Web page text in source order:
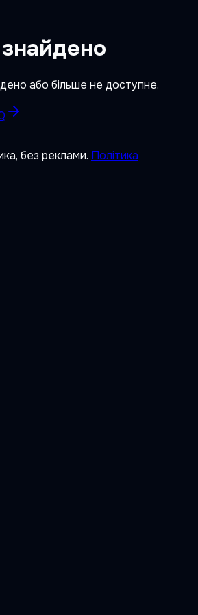
або більше не доступне.
без реклами. Політика